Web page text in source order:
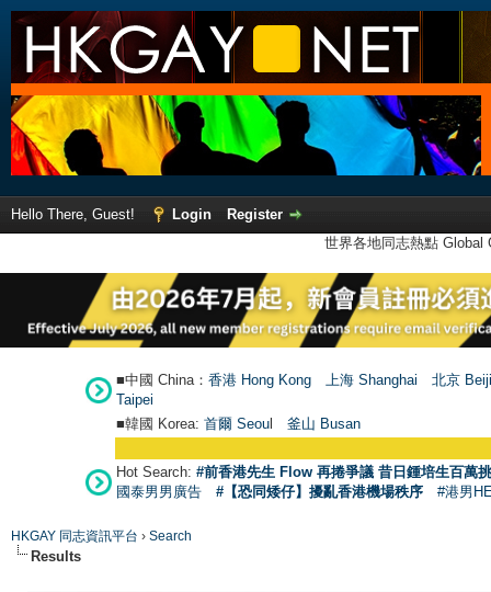
Hello There, Guest! Login
Register
世界各地同志熱點
■中國 China： 香港 Hong Kong 上海 Shanghai
北京
Taipei
■韓國 Korea: 首爾 Seoul 釜山 Busan
Hot Search: #前香港先生 Flow 再捲爭議 昔日鍾培生百萬
國泰男男廣告
#【恐同矮仔】擾亂香港機場秩序 #港男
HKGAY 同志資訊平台 › Search
Results